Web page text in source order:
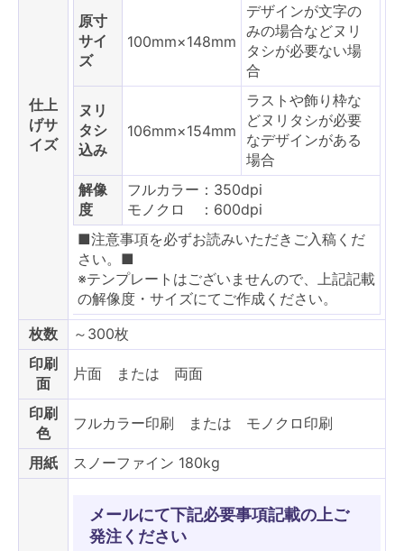
仕上
げサ
イズ
原寸
サイ
ズ
100mm×148mm
デザインが文字の
みの場合などヌリ
タシが必要ない場
合
ヌリ
タシ
込み
106mm×154mm
ラストや飾り枠な
どヌリタシが必要
なデザインがある
場合
解像
度
フルカラー：350dpi
モノクロ ：600dpi
■注意事項を必ずお読みいただきご入稿くだ
さい。■
※テンプレートはございませんので、上記記載
の解像度・サイズにてご作成ください。
枚数
～300枚
印刷
面
片面 または 両面
印刷
色
フルカラー印刷 または モノクロ印刷
用紙 スノーファイン 180kg
メールにて下記必要事項記載の上ご
発注ください